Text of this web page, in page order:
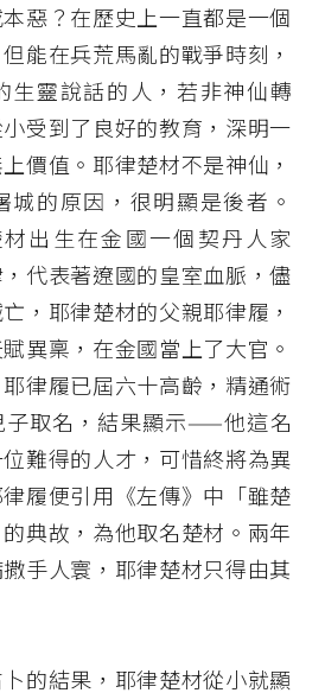
惡？在歷史上一直都是一個
能在兵荒馬亂的戰爭時刻，
生靈說話的人，若非神仙轉
受到了良好的教育，深明一
價值。耶律楚材不是神仙，
城的原因，很明顯是後者。
出生在金國一個契丹人家
代表著遼國的皇室血脈，儘
，耶律楚材的父親耶律履，
異稟，在金國當上了大官。
律履已屆六十高齡，精通術
子取名，結果顯示——他這名
難得的人才，可惜終將為異
履便引用《左傳》中「雖楚
典故，為他取名楚材。兩年
手人寰，耶律楚材只得由其
的結果，耶律楚材從小就顯